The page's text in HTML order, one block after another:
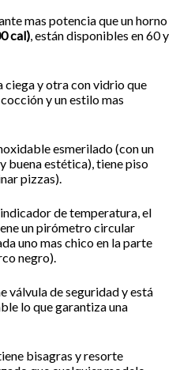
mas potencia que un horno
cal) , están disponibles en 60 y
ciega y otra con vidrio que
y un estilo mas
esmerilado (con un
buena estética), tiene piso
pizzas).
de temperatura, el
un pirómetro circular
uno mas chico en la parte
negro).
válvula de seguridad y está
lo que garantiza una
bisagras y resorte